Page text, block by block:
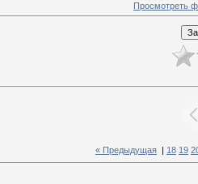
Просмотреть
« Предыдущая 18 19